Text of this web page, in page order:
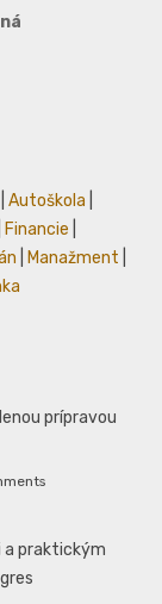
Autoškola
Financie
Manažment
prípravou
a praktickým